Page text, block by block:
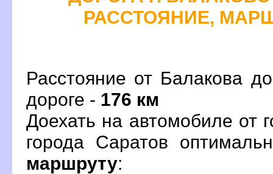
РАССТОЯНИЕ,
Расстояние от Балакова
дороге - 176 км
Доехать на автомобиле от
орода Саратов
маршруту: